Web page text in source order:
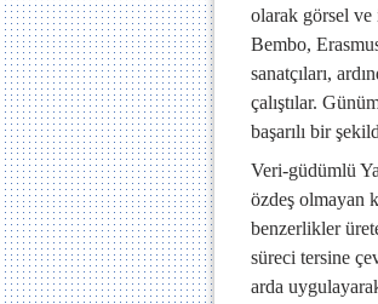
olarak görsel ve
Bembo,
sanatçıları,
çalıştılar.
başarılı bir
Veri-güdümlü
özdeş olmayan
benzerlikler
süreci tersine
arda